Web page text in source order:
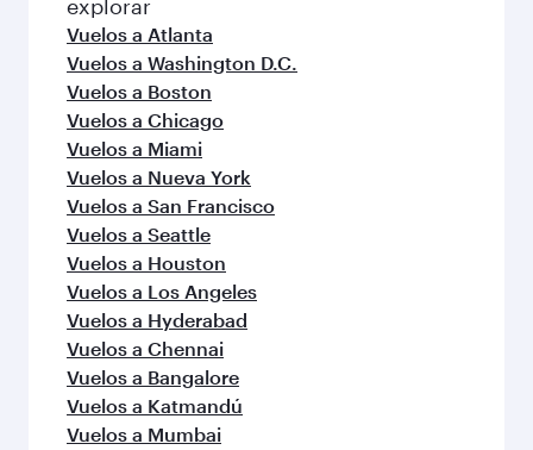
explorar
Vuelos a Atlanta
Vuelos a Washington D.C.
Vuelos a Boston
Vuelos a Chicago
Vuelos a Miami
Vuelos a Nueva York
Vuelos a San Francisco
Vuelos a Seattle
Vuelos a Houston
Vuelos a Los Angeles
Vuelos a Hyderabad
Vuelos a Chennai
Vuelos a Bangalore
Vuelos a Katmandú
Vuelos a Mumbai